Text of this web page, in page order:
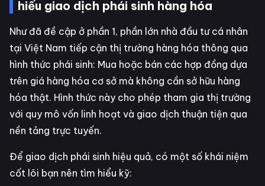
hiểu giao dịch phái sinh hàng hóa
Như đã đề cập ở phần 1, phần lớn nhà đầu tư cá nhân
tại Việt Nam tiếp cận thị trường hàng hóa thông qua
hình thức phái sinh: Mua hoặc bán các hợp đồng dựa
trên giá hàng hóa cơ sở mà không cần sở hữu hàng
hóa thật. Hình thức này cho phép tham gia thị trường
với quy mô vốn linh hoạt và giao dịch thuận tiện qua
nền tảng trực tuyến.
Để giao dịch phái sinh hiệu quả, có một số khái niệm
cốt lõi bạn nên tìm hiểu kỹ: